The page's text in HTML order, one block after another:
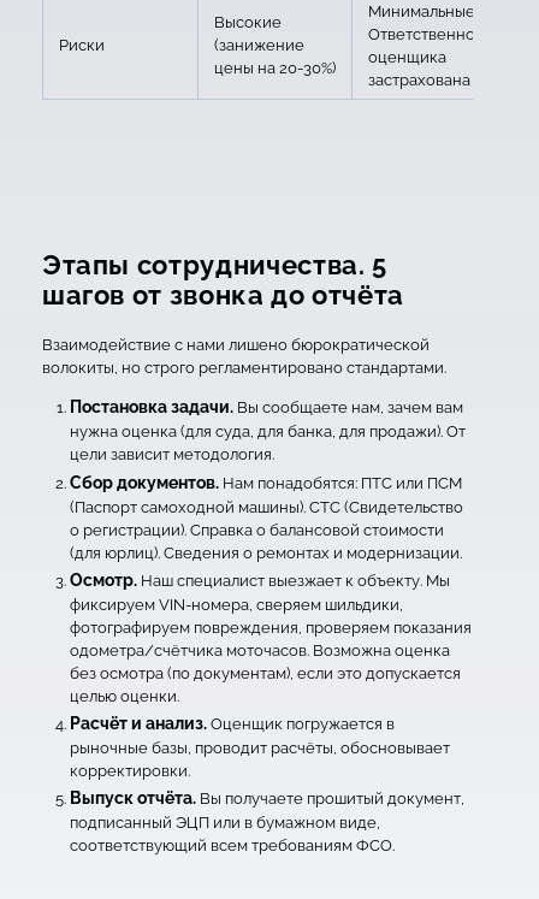
Риски
Высокие
(занижение
цены на 20-30%)
Минимальные.
Ответственность
оценщика
застрахована
Этапы сотрудничества. 5
шагов от звонка до отчёта
Взаимодействие с нами лишено бюрократической
волокиты, но строго регламентировано стандартами.
Постановка задачи.Вы сообщаете нам, зачем вам
нужна оценка (для суда, для банка, для продажи). От
цели зависит методология.
Сбор документов.Нам понадобятся: ПТС или ПСМ
(Паспорт самоходной машины). СТС (Свидетельство
о регистрации). Справка о балансовой стоимости
(для юрлиц). Сведения о ремонтах и модернизации.
Осмотр.Наш специалист выезжает к объекту. Мы
фиксируем VIN-номера, сверяем шильдики,
фотографируем повреждения, проверяем показания
одометра/счётчика моточасов. Возможна оценка
без осмотра (по документам), если это допускается
целью оценки.
Расчёт и анализ.Оценщик погружается в
рыночные базы, проводит расчёты, обосновывает
корректировки.
Выпуск отчёта.Вы получаете прошитый документ,
подписанный ЭЦП или в бумажном виде,
соответствующий всем требованиям ФСО.